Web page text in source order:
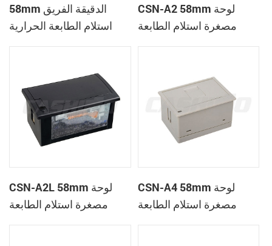
58mm الدقيقة الفريق
استلام الطابعة الحرارية
CSN-A2 58mm لوحة
مصغرة استلام الطابعة
CSN-A2L 58mm لوحة
مصغرة استلام الطابعة
CSN-A4 58mm لوحة
مصغرة استلام الطابعة